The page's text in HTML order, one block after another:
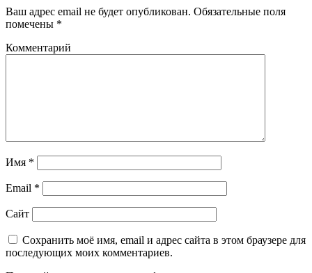
Ваш адрес email не будет опубликован. Обязательные поля
помечены *
Комментарий
Имя *
Email *
Сайт
Сохранить моё имя, email и адрес сайта в этом браузере для
последующих моих комментариев.